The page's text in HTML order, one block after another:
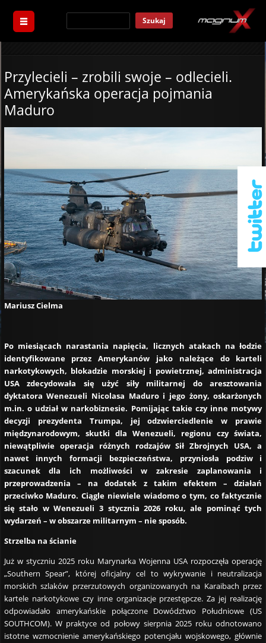
Szukaj
Przylecieli – zrobili swoje – odlecieli.
Amerykańska operacja pojmania
Maduro
Mariusz Cielma
Po miesiącach narastania napięcia, licznych atakach na łodzie
identyfikowane przez Amerykanów jako należące do karteli
narkotykowych, blokadzie morskiej i powietrznej, administracja
USA zdecydowała się użyć siły militarnej do aresztowania
dyktatora Wenezueli Nicolasa Maduro i jego żony, oskarżonych
m.in. o udział w narkobiznesie. Pomijając takie czy inne motywy
decyzji prezydenta Trumpa, jej odzwierciedlenie w prawie
międzynarodowym, skutki dla Wenezueli, regionu czy świata,
niewątpliwie operacja różnych rodzajów Sił Zbrojnych USA, a
nawet innych formacji bezpieczeństwa, przyniosła podziw i
szacunek dla ich możliwości w zakresie zaplanowania i
przeprowadzenia – na dodatek z takim efektem – działań
przeciwko Maduro. Ciągle niewiele wiadomo o tym, co faktycznie
się stało w Wenezueli 3 stycznia 2026 roku, ale pominąć tych
wydarzeń – w obszarze militarnym – nie sposób.
Strzelba na ścianie
Już w styczniu 2025 roku Marynarka Wojenna USA rozpoczęła operację
„Southern Spear”, której oficjalny cel to wykrywanie i neutralizacja
morskich szlaków przerzutowych organizowanych na Karaibach przez
kartele narkotykowe czy inne organizacje przestępcze. Za jej realizację
odpowiadało amerykańskie połączone Dowództwo Południowe (US
SOUTHCOM). W praktyce od połowy sierpnia 2025 roku odnotowano
istotne wzmocnienie amerykańskiego potencjału wojskowego, głównie